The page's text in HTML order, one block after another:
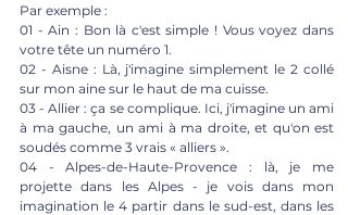
Par exemple :
01 - Ain : Bon là c'est simple ! Vous voyez dans
votre tête un numéro 1.
02 - Aisne : Là, j'imagine simplement le 2 collé
sur mon aine sur le haut de ma cuisse.
03 - Allier : ça se complique. Ici, j'imagine un ami
à ma gauche, un ami à ma droite, et qu'on est
soudés comme 3 vrais « alliers ».
04 - Alpes-de-Haute-Provence : là, je me
projette dans les Alpes - je vois dans mon
imagination le 4 partir dans le sud-est, dans les